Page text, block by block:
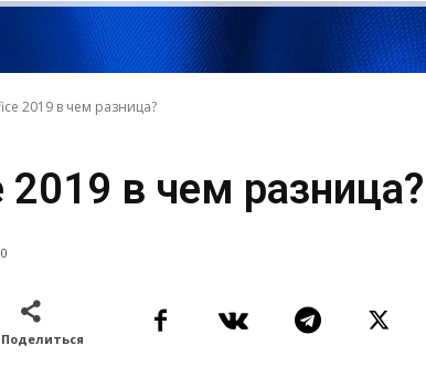
2019 в чем разница?
в чем разница?
0
Поделиться